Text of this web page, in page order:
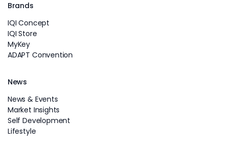
Brands
IQI Concept
IQI Store
MyKey
ADAPT Convention
News
News & Events
Market Insights
Self Development
Lifestyle